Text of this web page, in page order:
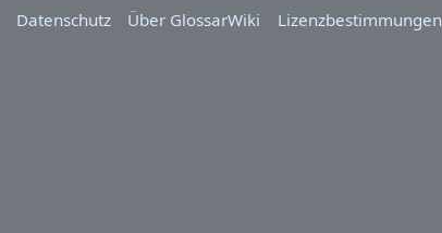
Datenschutz
Über GlossarWiki Lizenzbestimmungen